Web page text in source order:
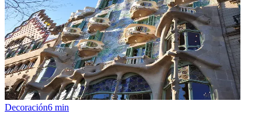
Decoración6 min